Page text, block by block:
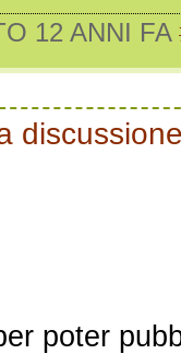
12 ANNI FA
poter